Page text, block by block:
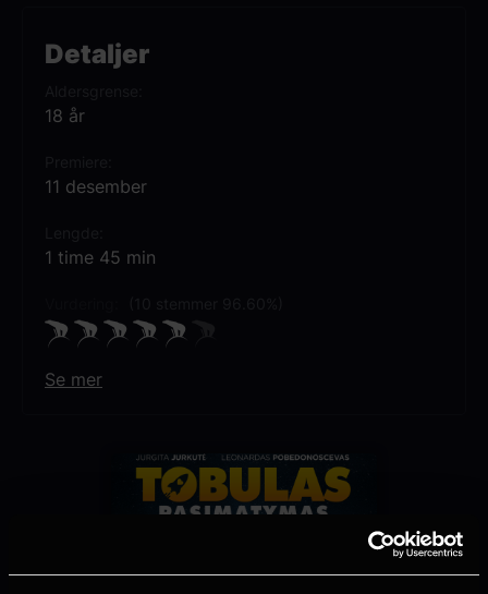
Detaljer
18 år
11 desember
1 time 45 min
Sjanger
Uavhengig distribusjon
Se mer